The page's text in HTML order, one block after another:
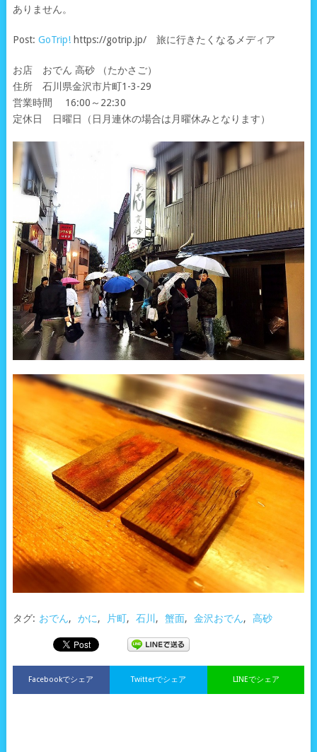
ありません。
Post: GoTrip!https://gotrip.jp/ 旅に行きたくなるメディア
お店 おでん 高砂 （たかさご）
住所 石川県金沢市片町1-3-29
営業時間 16:00～22:30
定休日 日曜日（日月連休の場合は月曜休みとなります）
タグ: おでん, かに, 片町, 石川 , 蟹面, 金沢おでん, 高砂
Facebookでシェア LINEでシェア
Twitterでシェア